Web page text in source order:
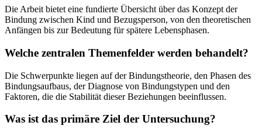
Die Arbeit bietet eine fundierte Übersicht über das Konzept der
Bindung zwischen Kind und Bezugsperson, von den theoretischen
Anfängen bis zur Bedeutung für spätere Lebensphasen.
Welche zentralen Themenfelder werden behandelt?
Die Schwerpunkte liegen auf der Bindungstheorie, den Phasen des
Bindungsaufbaus, der Diagnose von Bindungstypen und den
Faktoren, die die Stabilität dieser Beziehungen beeinflussen.
Was ist das primäre Ziel der Untersuchung?